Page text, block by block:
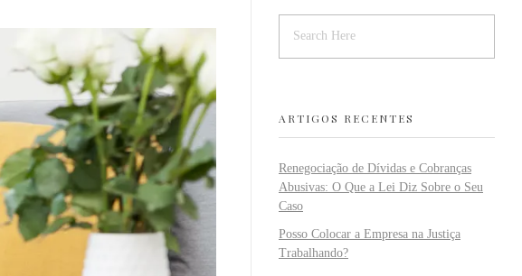
ARTIGOS RECENTES
Renegociação de Dívidas e Cobranças
Abusivas: O Que a Lei Diz Sobre o Seu
Caso
Posso Colocar a Empresa na Justiça
Trabalhando?